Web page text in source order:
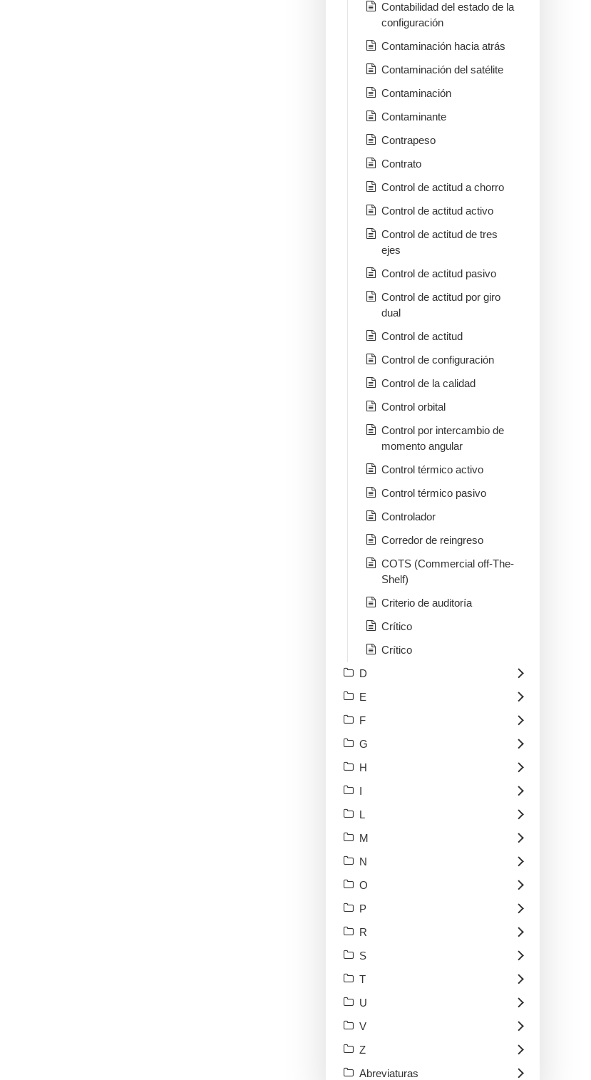
Contabilidad del estado de la
configuración
Contaminación hacia atrás
Contaminación del satélite
Contaminación
Contaminante
Contrapeso
Contrato
Control de actitud a chorro
Control de actitud activo
Control de actitud de tres
ejes
Control de actitud pasivo
Control de actitud por giro
dual
Control de actitud
Control de configuración
Control de la calidad
Control orbital
Control por intercambio de
momento angular
Control térmico activo
Control térmico pasivo
Controlador
Corredor de reingreso
COTS (Commercial off-The-
Shelf)
Criterio de auditoría
Crítico
Crítico
D
E
F
G
H
I
L
M
N
O
P
R
S
T
U
V
Z
Abreviaturas